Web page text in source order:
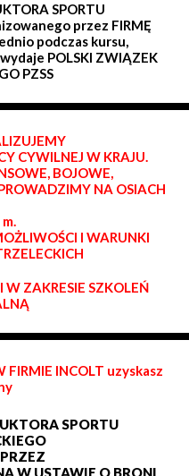
SPORTU
przez FIRMĘ
podczas kursu,
POLSKI ZWIĄZEK
PZSS
CYWILNEJ W KRAJU.
BOJOWE,
NA OSIACH
I WARUNKI
W ZAKRESIE SZKOLEŃ
FIRMIE INCOLT uzyskasz
SPORTU
W USTAWIE O BRONI